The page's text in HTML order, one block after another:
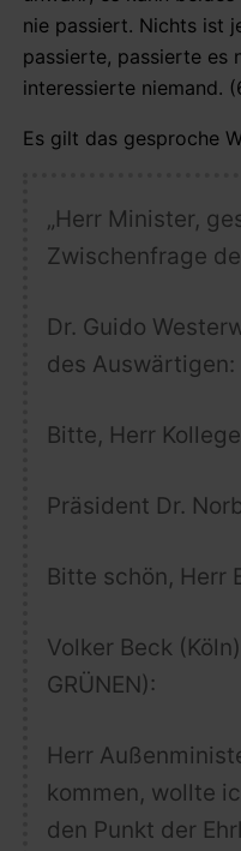
nie passiert. Nichts ist
passierte, passierte es
interessierte niemand.
Es gilt das gesproche
„Herr Minister,
Zwischenfrage
Dr. Guido
des Auswärtigen:
Bitte, Herr
Präsident Dr.
Bitte schön, Herr
Volker Beck
GRÜNEN):
Herr
kommen, wollte
den Punkt der